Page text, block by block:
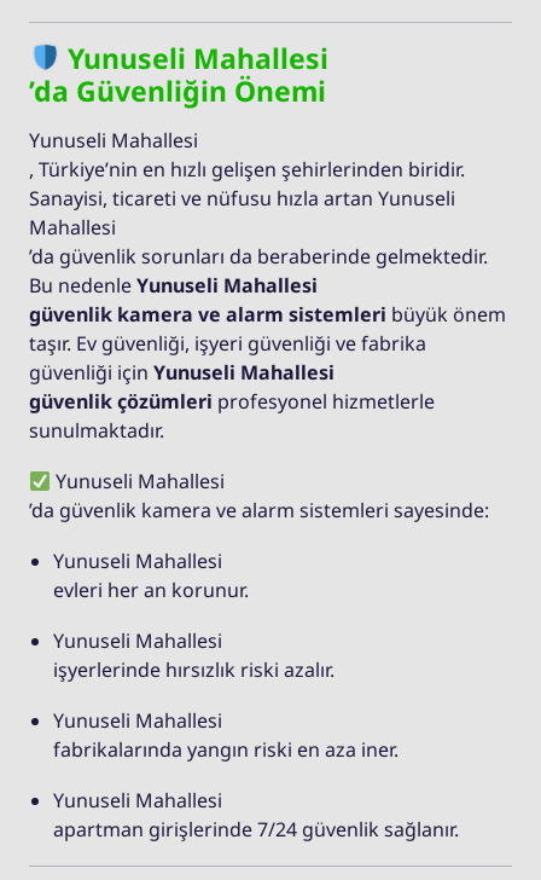
Yunuseli Mahallesi
’da Güvenliğin Önemi
Yunuseli Mahallesi
, Türkiye’nin en hızlı gelişen şehirlerinden biridir.
Sanayisi, ticareti ve nüfusu hızla artan Yunuseli
Mahallesi
’da güvenlik sorunları da beraberinde gelmektedir.
Bu nedenleYunuseli Mahallesi
güvenlik kamera ve alarm sistemleri büyük önem
taşır. Ev güvenliği, işyeri güvenliği ve fabrika
güvenliği için Yunuseli Mahallesi
güvenlik çözümleri profesyonel hizmetlerle
sunulmaktadır.
Yunuseli Mahallesi
’da güvenlik kamera ve alarm sistemleri sayesinde:
Yunuseli Mahallesi
evleri her an korunur.
Yunuseli Mahallesi
işyerlerinde hırsızlık riski azalır.
Yunuseli Mahallesi
fabrikalarında yangın riski en aza iner.
Yunuseli Mahallesi
apartman girişlerinde 7/24 güvenlik sağlanır.